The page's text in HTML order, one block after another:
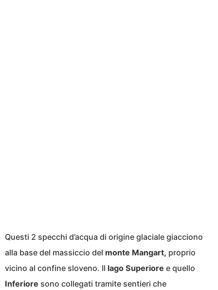
Questi 2 specchi d’acqua di origine glaciale giacciono
alla base del massiccio del monte Mangart, proprio
vicino al confine sloveno. Il lago Superiore e quello
Inferiore sono collegati tramite sentieri che